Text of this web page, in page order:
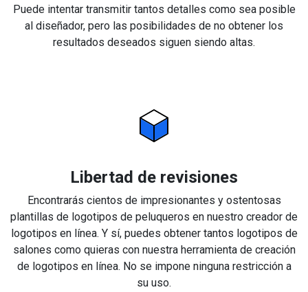
Puede intentar transmitir tantos detalles como sea posible
al diseñador, pero las posibilidades de no obtener los
resultados deseados siguen siendo altas.
Libertad de revisiones
Encontrarás cientos de impresionantes y ostentosas
plantillas de logotipos de peluqueros en nuestro creador de
logotipos en línea. Y sí, puedes obtener tantos logotipos de
salones como quieras con nuestra herramienta de creación
de logotipos en línea. No se impone ninguna restricción a
su uso.